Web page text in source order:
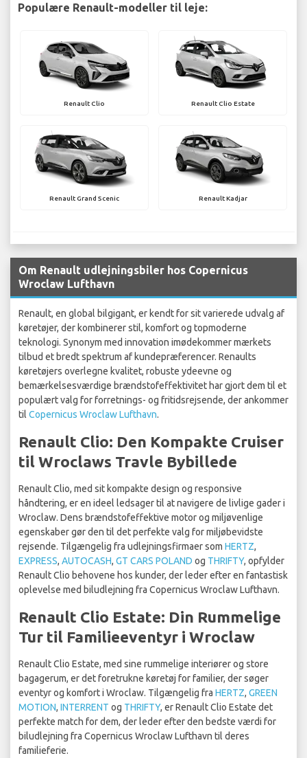
Populære Renault-modeller til leje:
Renault Clio Renault Clio Estate
Renault Grand Scenic Renault Kadjar
Om Renault udlejningsbiler hos Copernicus
Wroclaw Lufthavn
Renault, en global bilgigant, er kendt for sit varierede udvalg af
køretøjer, der kombinerer stil, komfort og topmoderne
teknologi. Synonym med innovation imødekommer mærkets
tilbud et bredt spektrum af kundepræferencer. Renaults
køretøjers overlegne kvalitet, robuste ydeevne og
bemærkelsesværdige brændstofeffektivitet har gjort dem til et
populært valg for forretnings- og fritidsrejsende, der ankommer
til Copernicus Wroclaw Lufthavn.
Renault Clio: Den Kompakte Cruiser
til Wroclaws Travle Bybillede
Renault Clio, med sit kompakte design og responsive
håndtering, er en ideel ledsager til at navigere de livlige gader i
Wroclaw. Dens brændstofeffektive motor og miljøvenlige
egenskaber gør den til det perfekte valg for miljøbevidste
rejsende. Tilgængelig fra udlejningsfirmaer som HERTZ,
EXPRESS, AUTOCASH, GT CARS POLAND og THRIFTY, opfylder
Renault Clio behovene hos kunder, der leder efter en fantastisk
oplevelse med biludlejning fra Copernicus Wroclaw Lufthavn.
Renault Clio Estate: Din Rummelige
Tur til Familieeventyr i Wroclaw
Renault Clio Estate, med sine rummelige interiører og store
bagagerum, er det foretrukne køretøj for familier, der søger
eventyr og komfort i Wroclaw. Tilgængelig fra HERTZ, GREEN
MOTION, INTERRENT og THRIFTY, er Renault Clio Estate det
perfekte match for dem, der leder efter den bedste værdi for
biludlejning fra Copernicus Wroclaw Lufthavn til deres
familieferie.